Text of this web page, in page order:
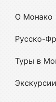
О Монако
Русско-
Туры в